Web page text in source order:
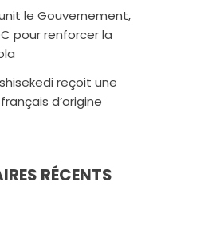
le Gouvernement,
pour renforcer la
reçoit une
d’origine
RÉCENTS